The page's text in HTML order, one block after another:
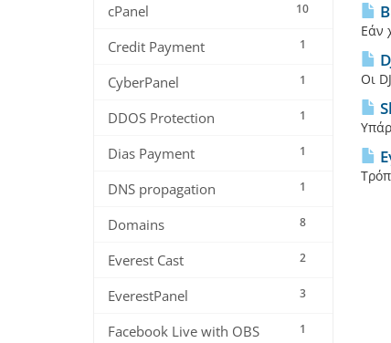
10
cPanel
1
Credit Payment
1
CyberPanel
1
DDOS Protection
1
Dias Payment
1
DNS propagation
8
Domains
2
Everest Cast
3
EverestPanel
1
Facebook Live with OBS
Εάν
Οι